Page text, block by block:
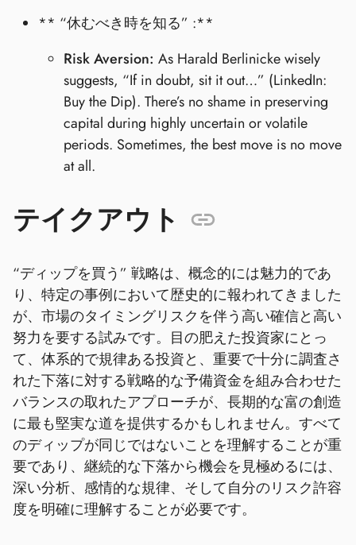
** “休むべき時を知る” :**
Risk Aversion: As Harald Berlinicke wisely
suggests, “If in doubt, sit it out…” (LinkedIn:
Buy the Dip). There’s no shame in preserving
capital during highly uncertain or volatile
periods. Sometimes, the best move is no move
at all.
テイクアウト
“ディップを買う” 戦略は、概念的には魅力的であ
り、特定の事例において歴史的に報われてきました
が、市場のタイミングリスクを伴う高い確信と高い
努力を要する試みです。目の肥えた投資家にとっ
て、体系的で規律ある投資と、重要で十分に調査さ
れた下落に対する戦略的な予備資金を組み合わせた
バランスの取れたアプローチが、長期的な富の創造
に最も堅実な道を提供するかもしれません。すべて
のディップが同じではないことを理解することが重
要であり、継続的な下落から機会を見極めるには、
深い分析、感情的な規律、そして自分のリスク許容
度を明確に理解することが必要です。